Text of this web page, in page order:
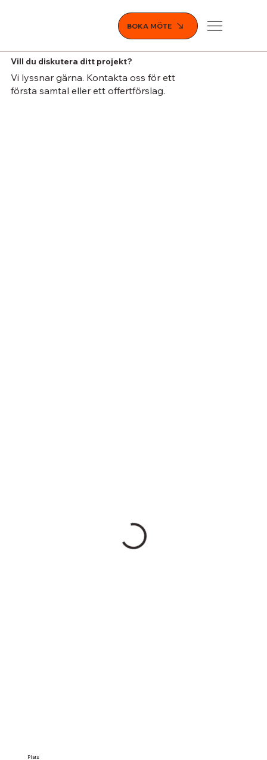
BOKA MÖTE
Vill du diskutera ditt projekt?
Vi lyssnar gärna. Kontakta oss för ett
första samtal eller ett offertförslag.
Plats